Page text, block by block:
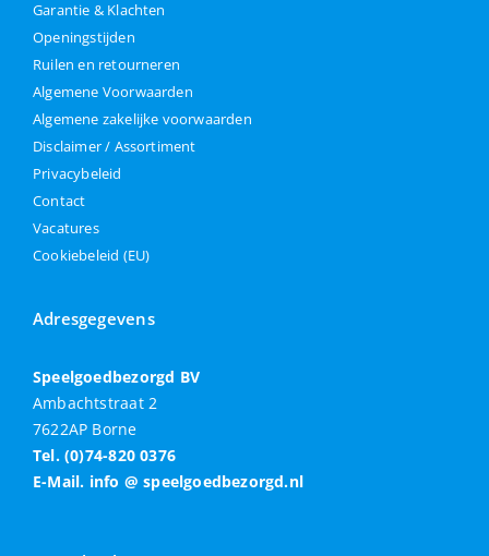
Garantie & Klachten
Openingstijden
Ruilen en retourneren
Algemene Voorwaarden
Algemene zakelijke voorwaarden
Disclaimer / Assortiment
Privacybeleid
Contact
Vacatures
Cookiebeleid (EU)
Adresgegevens
Speelgoedbezorgd BV
Ambachtstraat 2
7622AP Borne
Tel. (0)74-820 0376
E-Mail. info @ speelgoedbezorgd.nl